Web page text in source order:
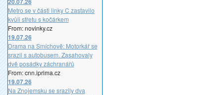
Metro se v části linky C zastavilo
kvůli střetu s kočárkem
From: novinky.cz
19.07.26
Drama na Smíchově: Motorkář se
srazil s autobusem. Zasahovaly
dvě posádky záchranářů
From: cnn.iprima.cz
19.07.26
Na Znojemsku se srazily dva